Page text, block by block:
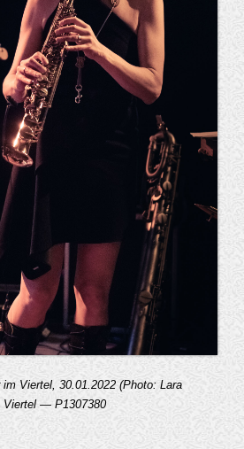
Viertel, 30.01.2022 (Photo: Lara
— P1307380